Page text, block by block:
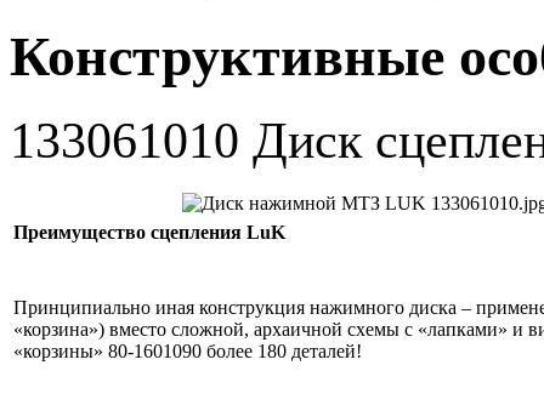
Конструктивные
133061010 Диск
Преимущество сцепления LuK
Принципиально иная конструкция нажимного диска –
«корзина») вместо сложной, архаичной схемы с «лапками» и
«корзины» 80-1601090 более 180 деталей!